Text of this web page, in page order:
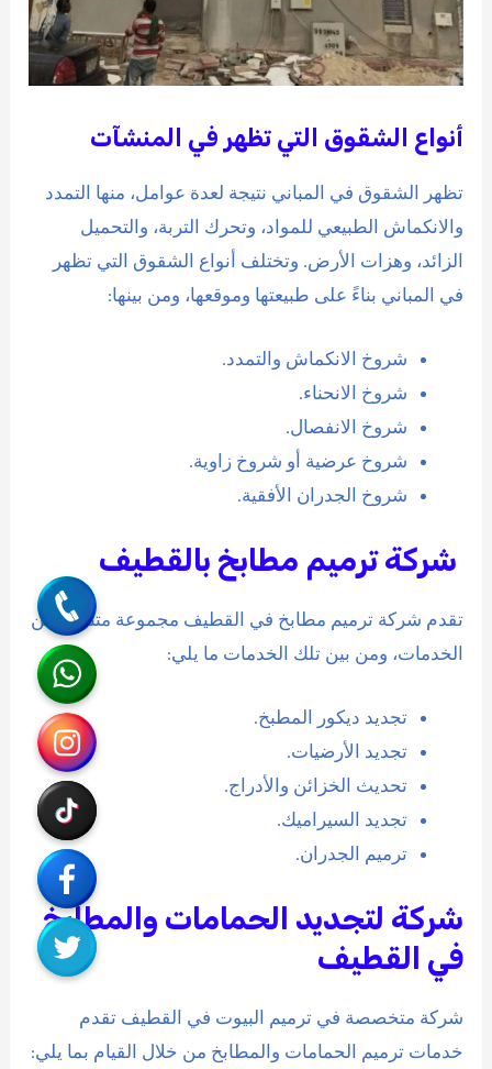
أنواع الشقوق التي تظهر في المنشآت
تظهر الشقوق في المباني نتيجة لعدة عوامل، منها التمدد
والانكماش الطبيعي للمواد، وتحرك التربة، والتحميل
الزائد، وهزات الأرض. وتختلف أنواع الشقوق التي تظهر
في المباني بناءً على طبيعتها وموقعها، ومن بينها:
شروخ الانكماش والتمدد.
شروخ الانحناء.
شروخ الانفصال.
شروخ عرضية أو شروخ زاوية.
شروخ الجدران الأفقية.
شركة ترميم مطابخ بالقطيف
تقدم شركة ترميم مطابخ في القطيف مجموعة متنوعة من
الخدمات، ومن بين تلك الخدمات ما يلي:
تجديد ديكور المطبخ.
تجديد الأرضيات.
تحديث الخزائن والأدراج.
تجديد السيراميك.
ترميم الجدران.
شركة لتجديد الحمامات والمطابخ
في القطيف
شركة متخصصة في ترميم البيوت في القطيف تقدم
خدمات ترميم الحمامات والمطابخ من خلال القيام بما يلي:
جوال
واتساب
انستقرام
تيك توك
رابط مخصّص
تويتر